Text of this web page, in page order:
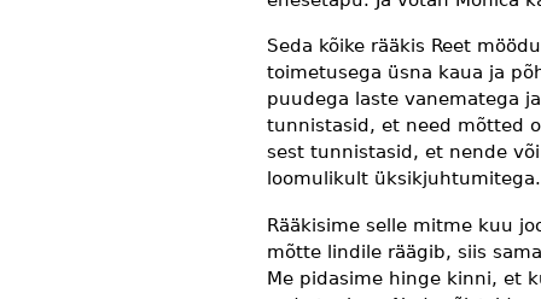
Seda kõike rääkis Reet
toimetusega üsna kaua ja
puudega laste vanematega
tunnistasid, et need mõtted
sest tunnistasid, et nende
loomulikult üksikjuhtumitega.
Rääkisime selle mitme kuu
mõtte lindile räägib, siis
Me pidasime hinge kinni, et